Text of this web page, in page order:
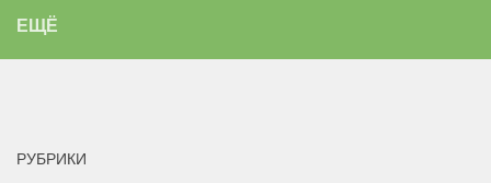
ЕЩЁ
РУБРИКИ